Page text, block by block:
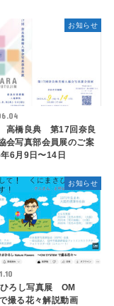
お知らせ
高橋良典 第17回奈良
会写真部会員展のご案
6月9日〜14日
お知らせ
ひろし写真展 OM
撮る花々解説動画